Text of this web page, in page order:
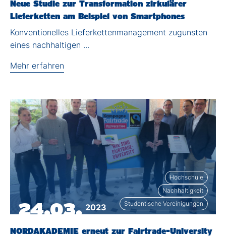
Neue Studie zur Transformation zirkulärer
Lieferketten am Beispiel von Smartphones
Konventionelles Lieferkettenmanagement zugunsten
eines nachhaltigen ...
Mehr erfahren
24.03. 2023
Hochschule
Nachhaltigkeit
Studentische Vereinigungen
NORDAKADEMIE erneut zur Fairtrade-University